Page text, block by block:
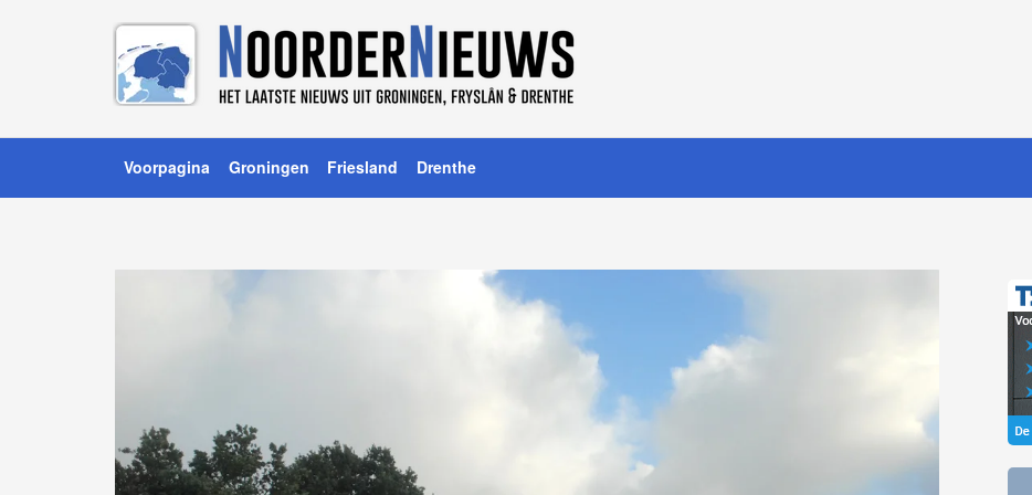
Voorpagina Groningen Friesland Drenthe